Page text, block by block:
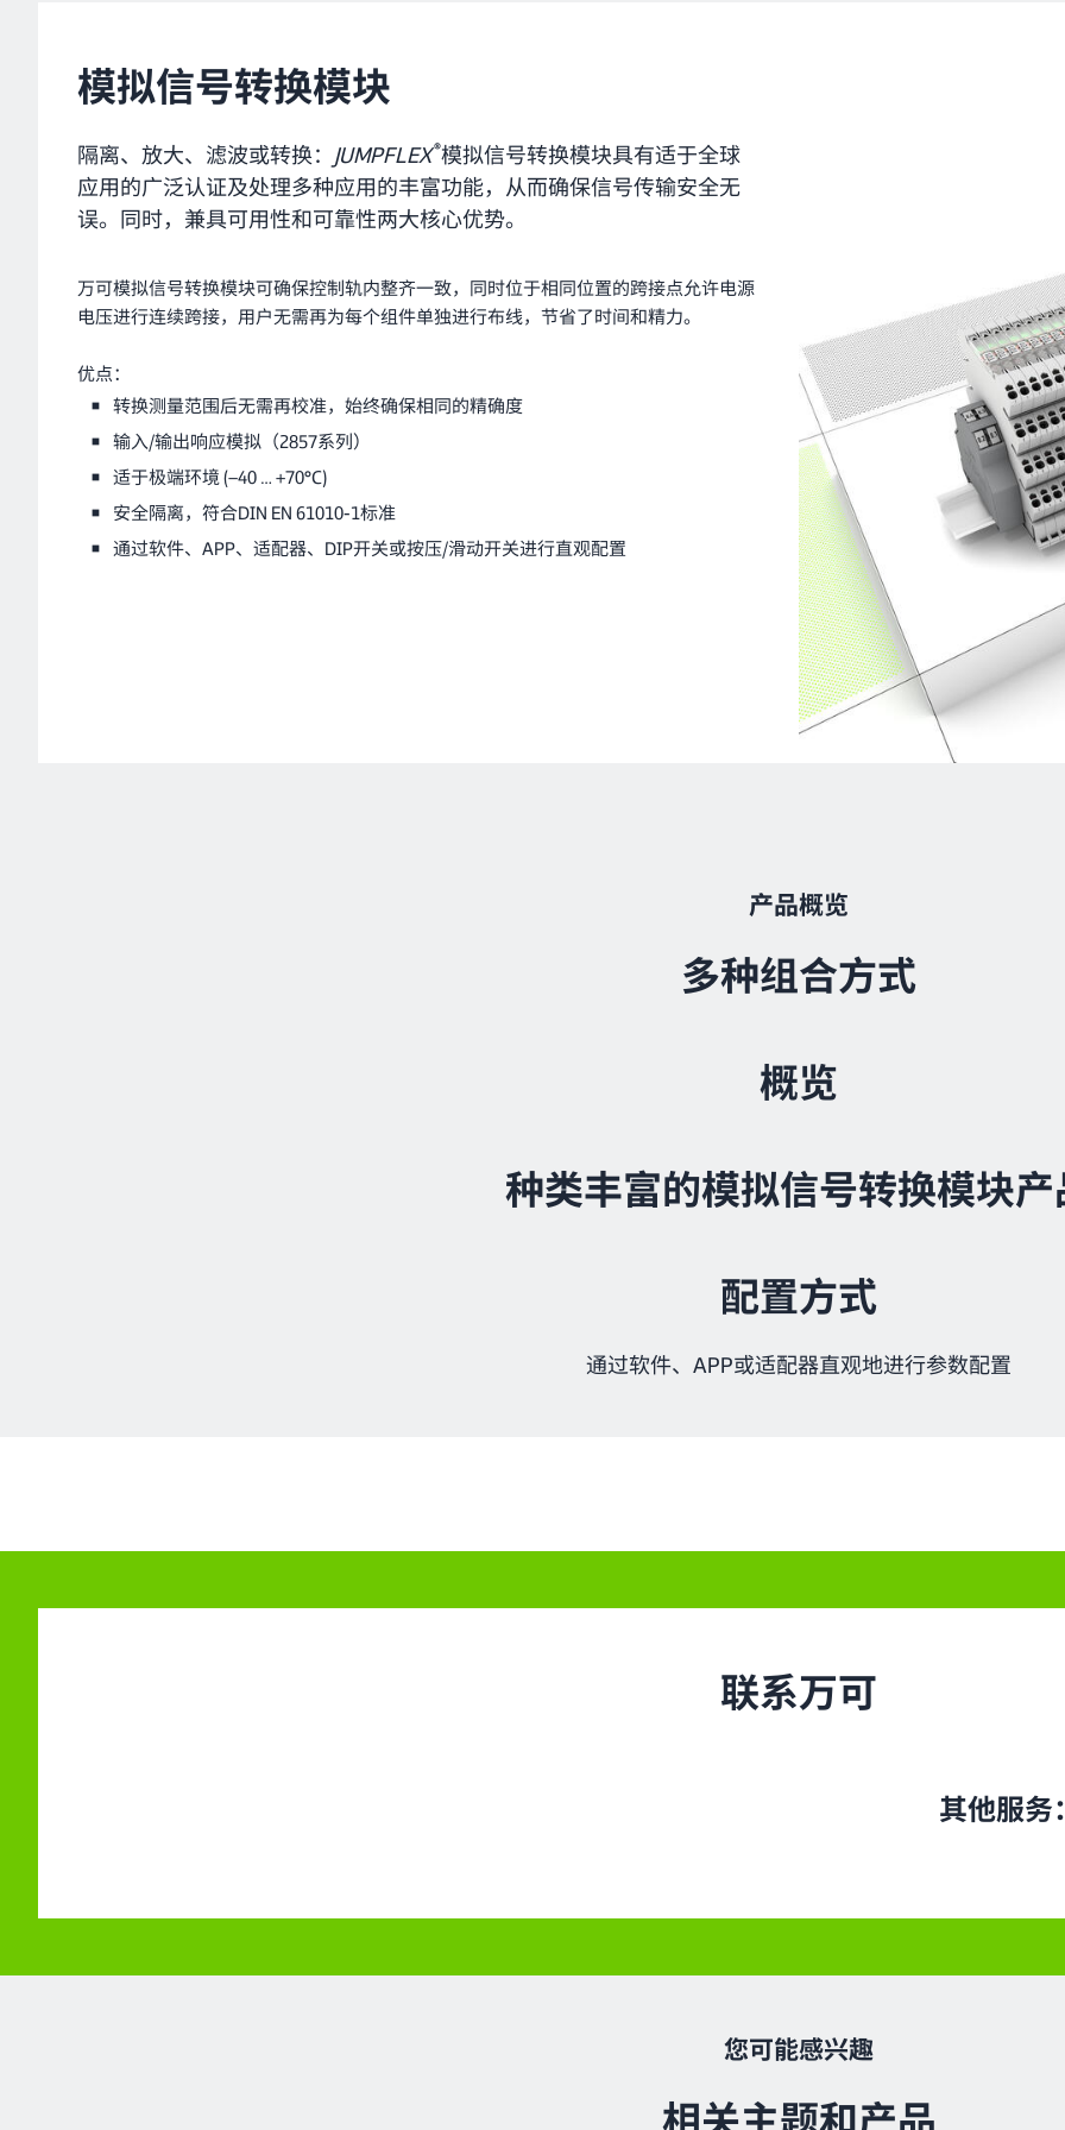
模拟信号转换模块
隔离、放大、滤波或转换： JUMPFLEX®模拟信号转换模块具有适于全球
应用的广泛认证及处理多种应用的丰富功能，从而确保信号传输安全无
误。同时，兼具可用性和可靠性两大核心优势。
万可模拟信号转换模块可确保控制轨内整齐一致，同时位于相同位置的跨接点允许电源
电压进行连续跨接，用户无需再为每个组件单独进行布线，节省了时间和精力。
优点：
转换测量范围后无需再校准，始终确保相同的精确度
输入/输出响应模拟（2857系列）
适于极端环境 (−40 … +70°C)
安全隔离，符合DIN EN 61010-1标准
通过软件、APP、适配器、DIP开关或按压/滑动开关进行直观配置
产品概览
多种组合方式
概览
种类丰富的模拟信号转换模块产
配置方式
通过软件、APP或适配器直观地进行参数配置
联系万可
其他服务
您可能感兴趣
相关主题和产品